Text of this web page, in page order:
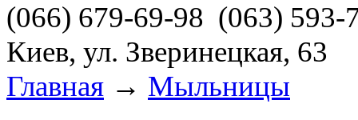
(066) 679-69-98 (063) 593-
Киев, ул. Зверинецкая, 63
Главная → Мыльницы